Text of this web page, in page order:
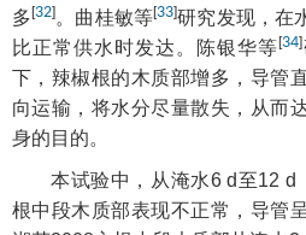
多[32]。曲桂敏等[33]研究发现，在
比正常供水时发达。陈银华等 [34]
下，辣椒根的木质部增多，导管
向运输，将水分尽量散失，从而
身的目的。
本试验中，从淹水6 d至12 d
根中段木质部表现不正常，导管